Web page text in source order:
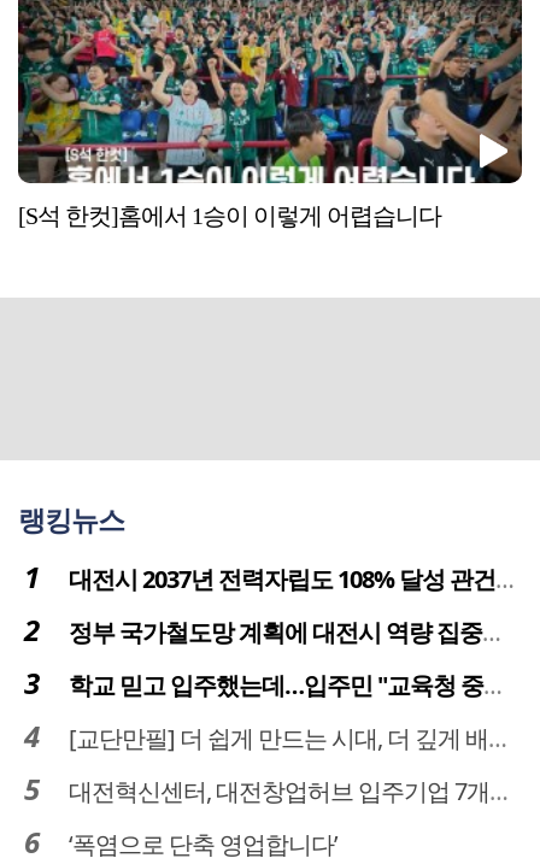
[S석 한컷]홈에서 1승이 이렇게 어렵습니다
랭킹뉴스
대전시 2037년 전력자립도 108% 달성 관건은 '주민 수용성'
정부 국가철도망 계획에 대전시 역량 집중해야
학교 믿고 입주했는데…입주민 "교육청 중재 나서라"
[교단만필] 더 쉽게 만드는 시대, 더 깊게 배우는 교육
대전혁신센터, 대전창업허브 입주기업 7개사 모집
‘폭염으로 단축 영업합니다’